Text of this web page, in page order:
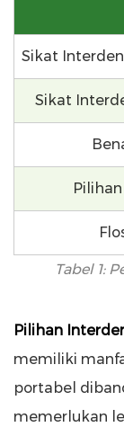
Sikat
Sikat
Tabel 1:
Pilihan
memiliki
portabel
memerlukan